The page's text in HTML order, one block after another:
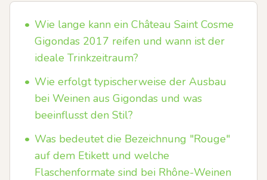
• Wie lange kann ein Château Saint Cosme
Gigondas 2017 reifen und wann ist der
ideale Trinkzeitraum?
• Wie erfolgt typischerweise der Ausbau
bei Weinen aus Gigondas und was
beeinflusst den Stil?
• Was bedeutet die Bezeichnung "Rouge"
auf dem Etikett und welche
Flaschenformate sind bei Rhône-Weinen